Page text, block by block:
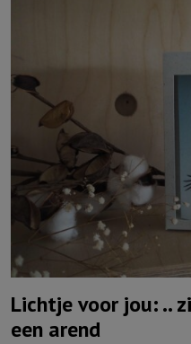
Lichtje voor jou: ..
een arend